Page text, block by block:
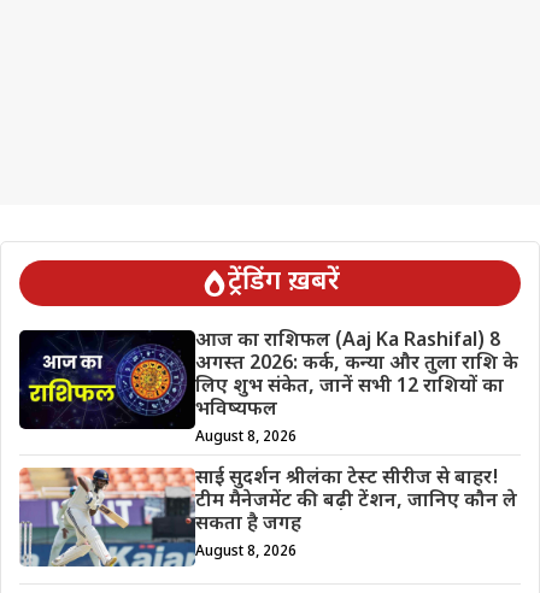
ट्रेंडिंग ख़बरें
आज का राशिफल (Aaj Ka Rashifal) 8
अगस्त 2026: कर्क, कन्या और तुला राशि के
लिए शुभ संकेत, जानें सभी 12 राशियों का
भविष्यफल
August 8, 2026
साई सुदर्शन श्रीलंका टेस्ट सीरीज से बाहर!
टीम मैनेजमेंट की बढ़ी टेंशन, जानिए कौन ले
सकता है जगह
August 8, 2026